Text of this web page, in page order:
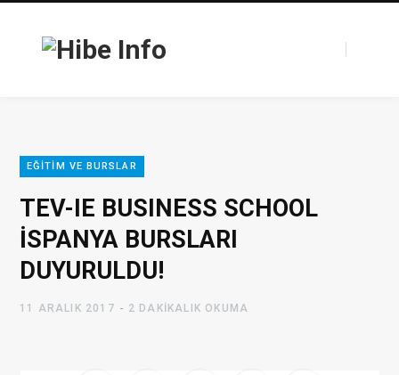
EĞITIM VE BURSLAR
TEV-IE BUSINESS SCHOOL
İSPANYA BURSLARI
DUYURULDU!
11 ARALIK 2017 2 DAKIKALIK OKUMA